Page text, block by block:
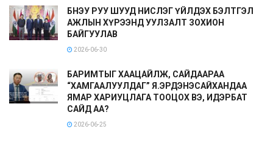
БНЭУ РУУ ШУУД НИСЛЭГ ҮЙЛДЭХ БЭЛТГЭЛ
АЖЛЫН ХҮРЭЭНД УУЛЗАЛТ ЗОХИОН
БАЙГУУЛАВ
2026-06-30
БАРИМТЫГ ХААЦАЙЛЖ, САЙДААРАА
“ХАМГААЛУУЛДАГ” Я.ЭРДЭНЭСАЙХАНДАА
ЯМАР ХАРИУЦЛАГА ТООЦОХ ВЭ, ИДЭРБАТ
САЙД АА?
2026-06-25